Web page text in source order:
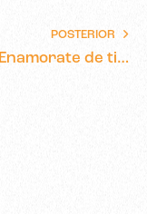
POSTERIOR
Enamorate de ti…